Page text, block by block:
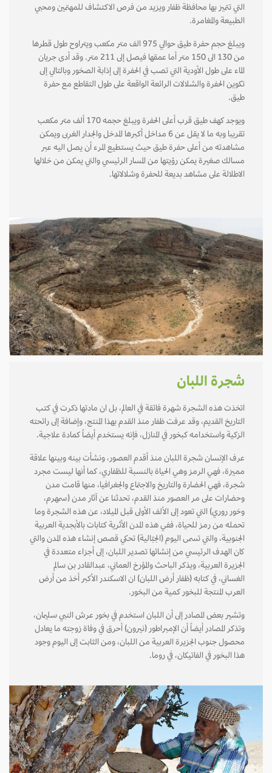
التي تتميز بها محافظة ظفار ويزيد من فرص الاكتشاف للمهتمين ومحبي
الطبيعة والمغامرة.
ويبلغ حجم حفرة طيق حوالي 975 الف متر مكعب ويتراوح طول قطرها
من 130 الى 150 متر أما عمقها فيصل إلى 211 متر. وقد أدى جريان
الماء على طول الأودية التي تصب في الحفرة إلى إذابة الصخور وبالتالي إلى
تكوين الحفرة والشلالات الرائعة الواقعة على طول التقاطع مع حفرة
طيق.
ويوجد كهف طيق قرب أعلى الحفرة ويبلغ حجمه 170 ألف متر مكعب
تقريبا وبه ما لا يقل عن 6 مداخل أكبرها المدخل والجدار الغربى ويمكن
مشاهدته من أعلى حفرة طيق حيث يستطيع المرء أن يصل اليه عبر
مسالك صغيرة يمكن رؤيتها من المسار الرئيسي والتي يمكن من خلالها
الاطلالة على مشاهد بديعة للحفرة وشلالاتها.
شجرة اللبان
اتخذت هذه الشجرة شهرة فائقة في العالم، بل ان مادتها ذكرت في كتب
التاريخ القديم، وقد عرفت ظفار منذ القدم بهذا المنتج، وإضافة إلى رائحته
الزكية واستخدامه كبخور في المنازل، فإنه يستخدم أيضاً كمادة علاجية.
عرف الإنسان شجرة اللبان منذ أقدم العصور، ونشأت بينه وبينها علاقة
مميزة، فهي الرمز وهي الحياة بالنسبة للظفاري، كما أنها ليست مجرد
شجرة، فهي الحضارة والتاريخ والاجتماع والجغرافيا، منها قامت مدن
وحضارات على مر العصور منذ القدم، تحدثنا عن آثار مدن (سمهرم،
وخور روري) التي تعود إلى الألف الأولى قبل الميلاد، عن هذه الشجرة وما
تحمله من رمز للحياة، ففي هذه المدن الأثرية كتابات بالأبجدية العربية
الجنوبية، والتي تسمى اليوم (الجبّالية) تحكي قصص إنشاء هذه المدن والتي
كان الهدف الرئيسي من إنشائها تصدير اللبان، إلى أجزاء متعددة في
الجزيرة العربية، ويذكر الباحث والمؤرخ العماني، عبدالقادر بن سالم
الغساني، في كتابه (ظفار أرض اللبان) ان الاسكندر الأكبر أخذ من أرض
العرب المنتجة للبخور كمية من البخور.
وتشير بعض المصادر إلى أن اللبان استخدم في بخور عرش النبي سليمان،
وتذكر المصادر أيضاً أن الإمبراطور (نيرون) أحرق في وفاة زوجته ما يعادل
محصول جنوب الجزيرة العربية من اللبان، ومن الثابت إلى اليوم وجود
هذا البخور في الفاتيكان، في روما.